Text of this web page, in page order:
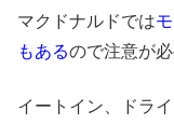
マクドナルドでは
もあるので注意が必
イートイン、ドラ